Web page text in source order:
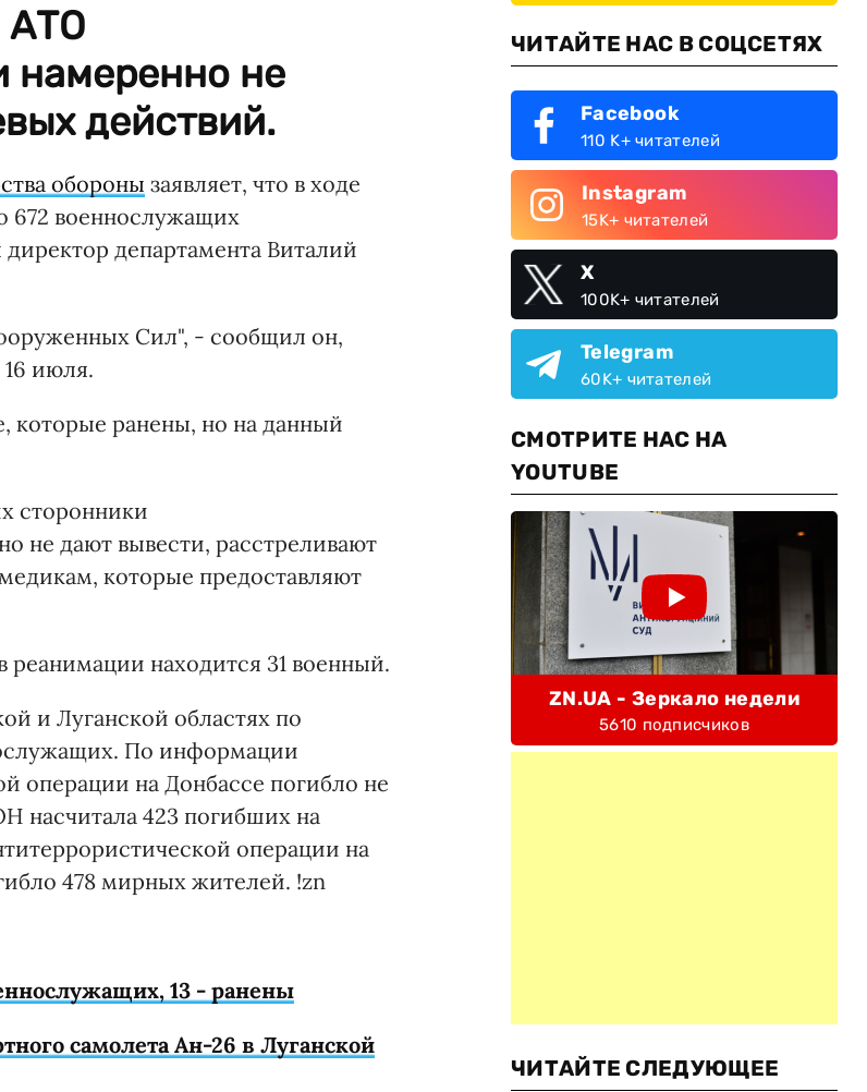
АТО
намеренно не
действий.
обороны заявляет, что в ходе
672 военнослужащих
департамента Виталий
Сил", - сообщил он,
16 июля.
которые ранены, но на данный
сторонники
не дают вывести, расстреливают
которые предоставляют
реанимации находится 31 военный.
и Луганской областях по
По информации
операции на Донбассе погибло не
насчитала 423 погибших на
операции на
478 мирных жителей. !zn
13 - ранены
самолета Ан-26 в Луганской
ЧИТАЙТЕ НАС В СОЦСЕТЯХ
Facebook
110 K+ читателей
Instagram
15K+ читателей
X
100K+ читателей
Telegram
60K+ читателей
СМОТРИТЕ НАС НА
YOUTUBE
ZN.UA - Зеркало недели
5610 подписчиков
ЧИТАЙТЕ СЛЕДУЮЩЕЕ